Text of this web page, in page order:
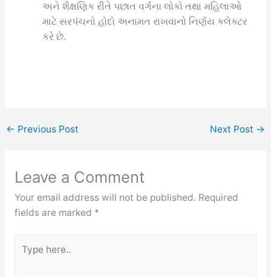
અને શૈક્ષણિક રીતે પછાત વર્ગના લોકો તથા મહિલાઓ
માટે સરપંચનો હોદો અનામત રાખવાનો નિર્ણય કલેક્ટર
કરે છે.
← Previous Post Next Post →
Leave a Comment
Your email address will not be published. Required
fields are marked *
here..